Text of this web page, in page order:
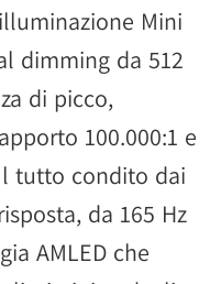
Mini
dimming da 512
di picco,
100.000:1 e
tutto condito dai
da 165 Hz
AMLED che